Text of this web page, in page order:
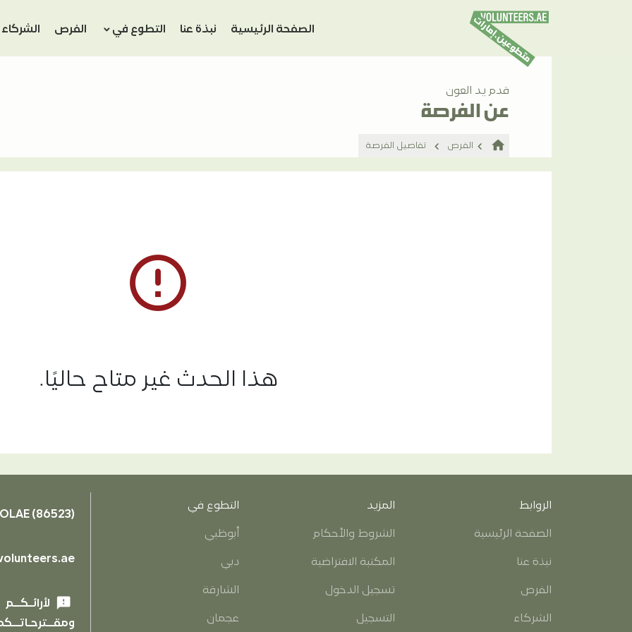
الصفحة الرئيسية نبذة عنا التطوع في الفرص الشركاء
قدم يد العون
عن الفرصة
home الفرص تفاصيل الفرصة
error_outline
هذا الحدث غير متاح حاليًا.
الروابط
الصفحة الرئيسية
نبذة عنا
الفرص
الشركاء
المزيد
الشروط والأحكام
المكتبة الافتراضية
تسجيل الدخول
التسجيل
التطوع في
أبوظبي
دبي
الشارقة
عجمان
(86523)
feedback
لأرائـكــم